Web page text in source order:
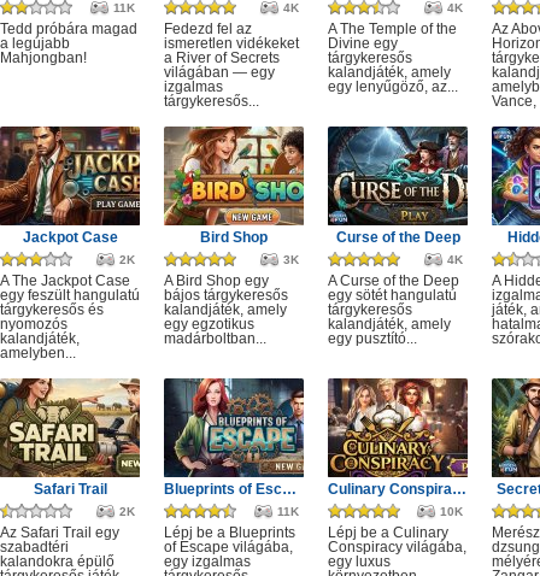
11K
Tedd próbára magad
a legújabb
Mahjongban!
4K
Fedezd fel az
ismeretlen vidékeket
a River of Secrets
világában — egy
izgalmas
tárgykeresős...
4K
A The Temple of the
Divine egy
tárgykeresős
kalandjáték, amely
egy lenyűgöző, az...
Az
Vance,
Jackpot Case
2K
A The Jackpot Case
egy feszült hangulatú
tárgykeresős és
nyomozós
kalandjáték,
amelyben...
Bird Shop
3K
A Bird Shop egy
bájos tárgykeresős
kalandjáték, amely
egy egzotikus
madárboltban...
Curse of the Deep
4K
A Curse of the Deep
egy sötét hangulatú
tárgykeresős
kalandjáték, amely
egy pusztító...
A
játék,
Safari Trail
2K
Az Safari Trail egy
szabadtéri
kalandokra épülő
Blueprints of Escape
11K
Lépj be a Blueprints
of Escape világába,
egy izgalmas
Culinary Conspiracy
10K
Lépj be a Culinary
Conspiracy világába,
egy luxus